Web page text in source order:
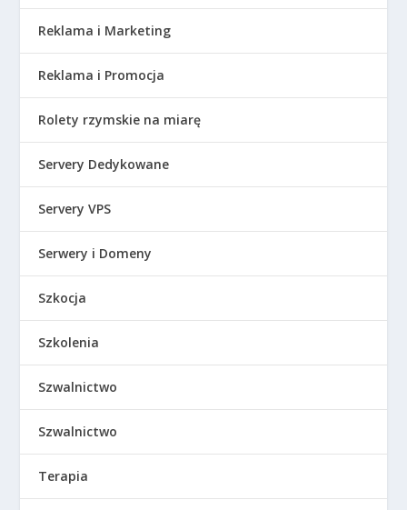
Reklama i Marketing
Reklama i Promocja
Rolety rzymskie na miarę
Servery Dedykowane
Servery VPS
Serwery i Domeny
Szkocja
Szkolenia
Szwalnictwo
Szwalnictwo
Terapia